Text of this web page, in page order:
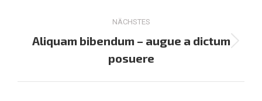
NÄCHSTES
Nächster
Beitrag:
Aliquam bibendum – augue a dictum
posuere